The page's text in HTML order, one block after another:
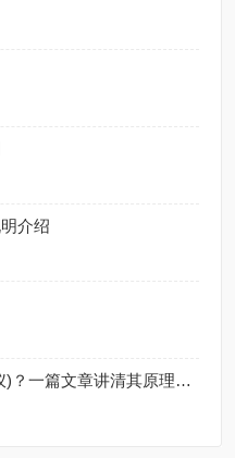
介绍
什么是轮廓仪(粗糙度轮廓仪)？一篇文章讲清其原理与使用